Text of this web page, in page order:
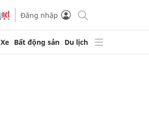
Đăng nhập
Xe Bất động sản Du lịch